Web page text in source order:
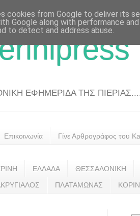
ΕΦΗΜΕΡΙΔΑ ΤΗΣ
Επικοινωνία Γίνε Αρθρογράφος του
ΕΛΛΑΔΑ ΘΕΣΣΑΛΟΝΙΚΗ
ΠΛΑΤΑΜΩΝΑΣ
cookies from Google to deliver its
Google along with performance
to detect and address abuse.